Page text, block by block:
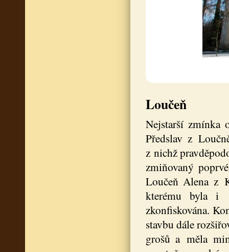
Loučeň
Nejstarší zmínka
Předslav z
z nichž
zmiňovaný
Loučeň Alena z
kterému byla i
zkonfiskována.
stavbu dále
grošů a měla